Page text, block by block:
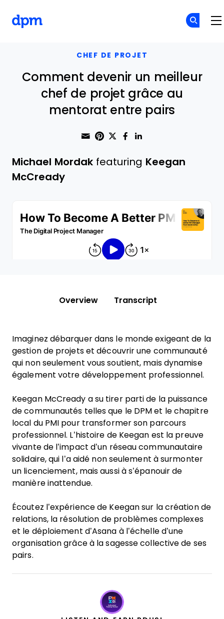
CHEF DE PROJET
Comment devenir un meilleur
chef de projet grâce au
mentorat entre pairs
Share through Email
Print this page
Share on Pinterest
Share on Twitter
Share on
Michael Mordak featuring Keegan
McCready
Overview Transcript
Imaginez débarquer dans le monde exigeant de la
gestion de projets et découvrir une communauté
qui non seulement vous soutient, mais dynamise
également votre développement professionnel.
Keegan McCready a su tirer parti de la puissance
de communautés telles que le DPM et le chapitre
local du PMI pour transformer son parcours
professionnel. L’histoire de Keegan est la preuve
vivante de l’impact d’un réseau communautaire
solidaire, qui l’a aidé non seulement à surmonter
un licenciement, mais aussi à s’épanouir de
manière inattendue.
Écoutez l’expérience de Keegan sur la création de
relations, la résolution de problèmes complexes
et le déploiement d’Asana à l’échelle d’une
organisation grâce à la sagesse collective de ses
pairs.